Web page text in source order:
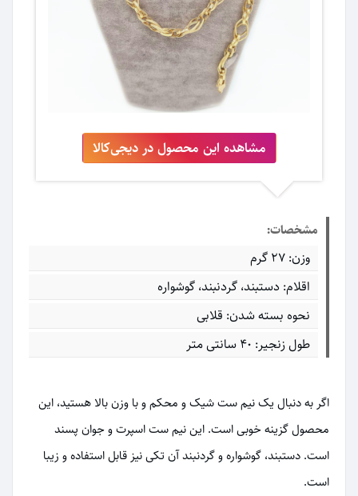
مشاهده این محصول در دیجی‌کالا
مشخصات:
وزن: 27 گرم
اقلام: دستبند، گردنبند، گوشواره
نحوه بسته شدن: قلابی
طول زنجیر: 40 سانتی متر
اگر به دنبال یک نیم ست شیک و محکم و با وزن بالا هستید، این
محصول گزینه خوبی است. این نیم ست اسپرت و جوان پسند
است. دستبند، گوشواره و گردنبند آن تکی نیز قابل استفاده و زیبا
است.